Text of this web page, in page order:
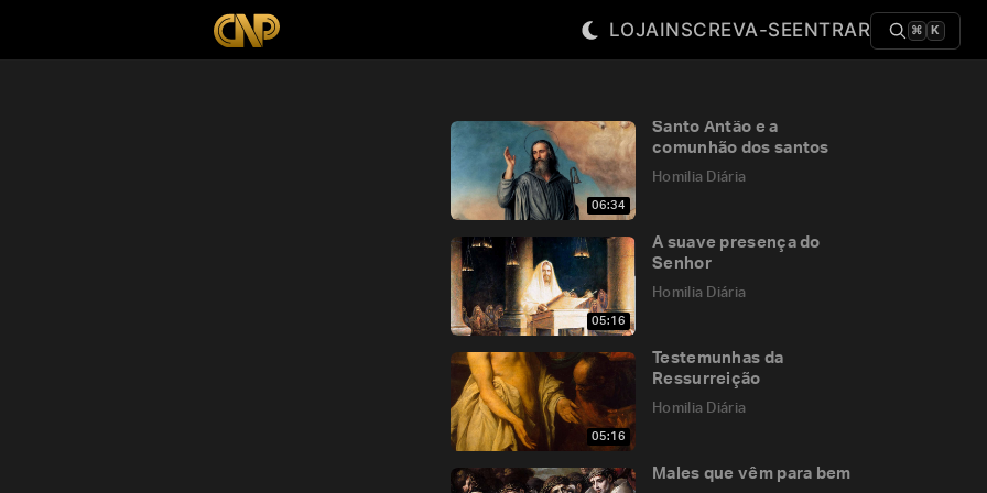
LOJAINSCREVA-SEENTRAR ⌘ K
06:34
Santo Antão e a
comunhão dos santos
Homilia Diária
05:16
A suave presença do
Senhor
Homilia Diária
05:16
Testemunhas da
Ressurreição
Homilia Diária
Males que vêm para bem